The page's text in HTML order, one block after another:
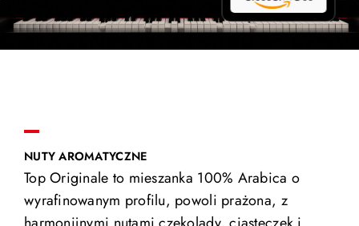
NUTY AROMATYCZNE
Top Originale to mieszanka 100% Arabica o
wyrafinowanym profilu, powoli prażona, z